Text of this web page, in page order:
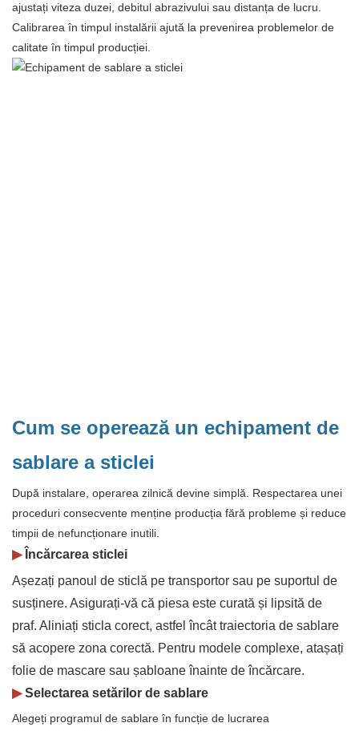
ajustați viteza duzei, debitul abrazivului sau distanța de lucru.
Calibrarea în timpul instalării ajută la prevenirea problemelor de
calitate în timpul producției.
Cum se operează un echipament de
sablare a sticlei
După instalare, operarea zilnică devine simplă. Respectarea unei
proceduri consecvente menține producția fără probleme și reduce
timpii de nefuncționare inutili.
▶Încărcarea sticlei
Așezați panoul de sticlă pe transportor sau pe suportul de
susținere. Asigurați-vă că piesa este curată și lipsită de
praf. Aliniați sticla corect, astfel încât traiectoria de sablare
să acopere zona corectă. Pentru modele complexe, atașați
folie de mascare sau șabloane înainte de încărcare.
▶Selectarea setărilor de sablare
Alegeți programul de sablare în funcție de lucrarea